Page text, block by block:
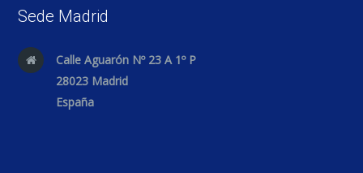
Sede Madrid
Calle Aguarón Nº 23 A 1º P
28023 Madrid
España